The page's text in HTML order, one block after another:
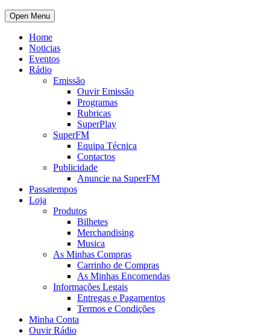
Open Menu
Home
Noticias
Eventos
Rádio
Emissão
Ouvir Emissão
Programas
Rubricas
SuperPlay
SuperFM
Equipa Técnica
Contactos
Publicidade
Anuncie na SuperFM
Passatempos
Loja
Produtos
Bilhetes
Merchandising
Musica
As Minhas Compras
Carrinho de Compras
As Minhas Encomendas
Informações Legais
Entregas e Pagamentos
Termos e Condições
Minha Conta
Ouvir Rádio